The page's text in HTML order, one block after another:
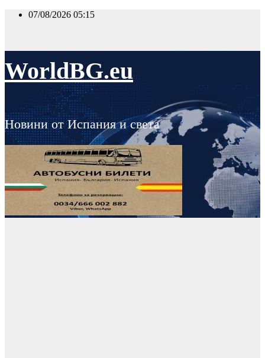
Skip
07/08/2026 05:15
WorldBG.eu
Новини от Испания и света